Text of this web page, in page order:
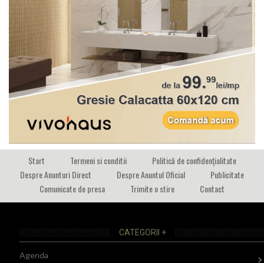
Start Termeni si conditii
Politică de confidențialitate
Despre Anunturi Direct
Despre Anuntul Oficial
Publicitate
Comunicate de presa
Trimite o stire Contact
CATEGORII +
Agenda